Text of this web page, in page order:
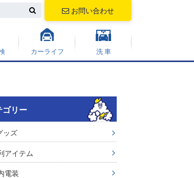
お問い合わせ
カーライフ 洗 車
ゴリー
ッズ
アイテム
電装